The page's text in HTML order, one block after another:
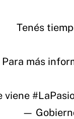
Tenés
Para más
viene
—